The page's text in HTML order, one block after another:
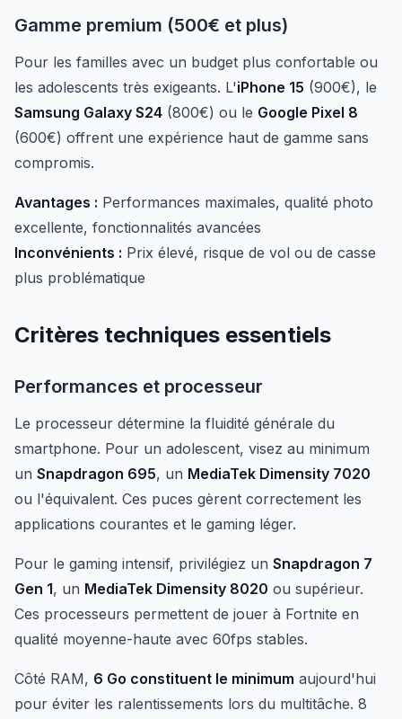
Gamme premium (500€ et plus)
Pour les familles avec un budget plus confortable ou
les adolescents très exigeants. L'iPhone 15 (900€), le
Samsung Galaxy S24 (800€) ou le Google Pixel 8
(600€) offrent une expérience haut de gamme sans
compromis.
Avantages : Performances maximales, qualité photo
excellente, fonctionnalités avancées
Inconvénients : Prix élevé, risque de vol ou de casse
plus problématique
Critères techniques essentiels
Performances et processeur
Le processeur détermine la fluidité générale du
smartphone. Pour un adolescent, visez au minimum
un Snapdragon 695, un MediaTek Dimensity 7020
ou l'équivalent. Ces puces gèrent correctement les
applications courantes et le gaming léger.
Pour le gaming intensif, privilégiez un Snapdragon 7
Gen 1, un MediaTek Dimensity 8020 ou supérieur.
Ces processeurs permettent de jouer à Fortnite en
qualité moyenne-haute avec 60fps stables.
Côté RAM, 6 Go constituent le minimum aujourd'hui
pour éviter les ralentissements lors du multitâche. 8